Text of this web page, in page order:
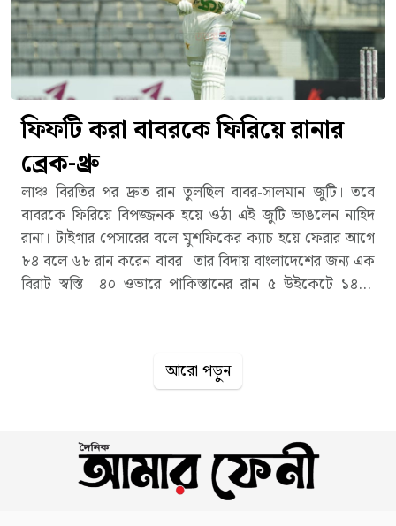
ফিফটি করা বাবরকে ফিরিয়ে রানার
ব্রেক-থ্রু
লাঞ্চ বিরতির পর দ্রুত রান তুলছিল বাবর-সালমান জুটি। তবে
বাবরকে ফিরিয়ে বিপজ্জনক হয়ে ওঠা এই জুটি ভাঙলেন নাহিদ
রানা। টাইগার পেসারের বলে মুশফিকের ক্যাচ হয়ে ফেরার আগে
৮৪ বলে ৬৮ রান করেন বাবর। তার বিদায় বাংলাদেশের জন্য এক
বিরাট স্বস্তি। ৪০ ওভারে পাকিস্তানের রান ৫ উইকেটে ১৪৩।
৬৩ বলে টেস্ট ক্যারিয়ারের ৩১তম হাফ সেঞ্চুরি পূর্ণ করেন তিনি।
টেস্টের দ্বিতীয় দিনের প্রথম সেশনটি নিজেদের করে নিয়েছে
স্বাগতিক বাংলাদেশ। প্রথম সেশনেই পাকিস্তানের ৪টি উইকেট
তুলে সফরকারীদের অস্বস্তিতে ফেলে দিয়েছেন টাইগার বোলাররা।
আরো পড়ুন